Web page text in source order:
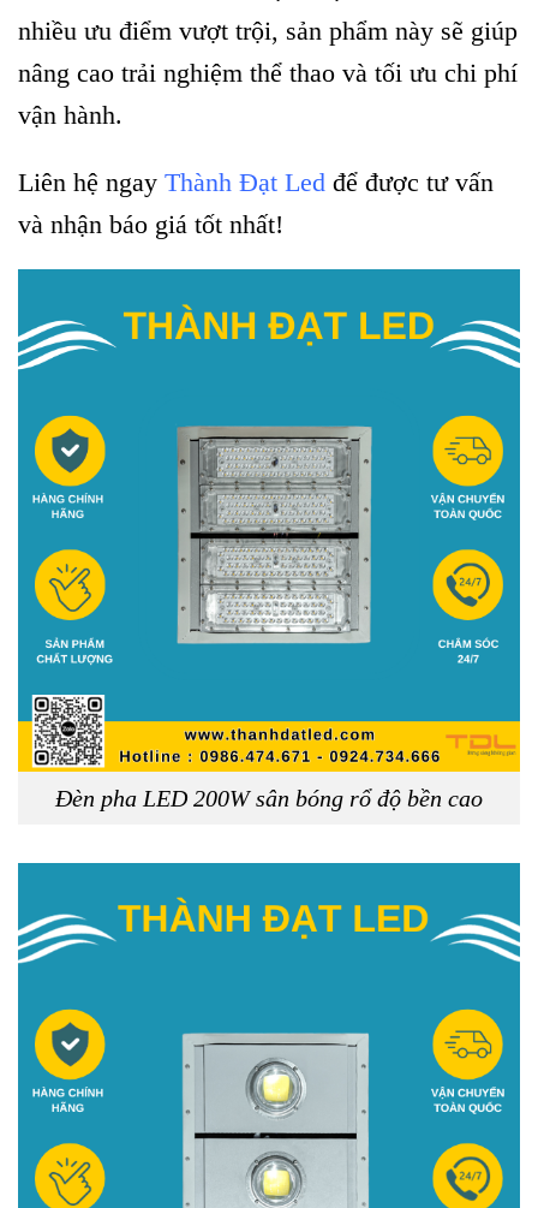
content
nhiều ưu điểm vượt trội, sản phẩm này sẽ giúp
nâng cao trải nghiệm thể thao và tối ưu chi phí
vận hành.
Liên hệ ngay Thành Đạt Led để được tư vấn
và nhận báo giá tốt nhất!
Đèn pha LED 200W sân bóng rổ độ bền cao